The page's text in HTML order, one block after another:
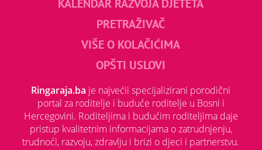
KALENDAR RAZVOJA DJETETA
PRETRAŽIVAČ
VIŠE O KOLAČIĆIMA
OPŠTI USLOVI
Ringaraja.ba je najvećii specijalizirani porodični
portal za roditelje i buduće roditelje u Bosni i
Hercegovini. Roditeljima i budućim roditeljima daje
pristup kvalitetnim informacijama o zatrudnjenju,
trudnoći, razvoju, zdravlju i brizi o djeci i partnerstvu.